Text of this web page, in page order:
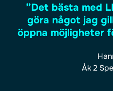
Det bästa med
göra något jag
öppna möjligheter
Åk 2